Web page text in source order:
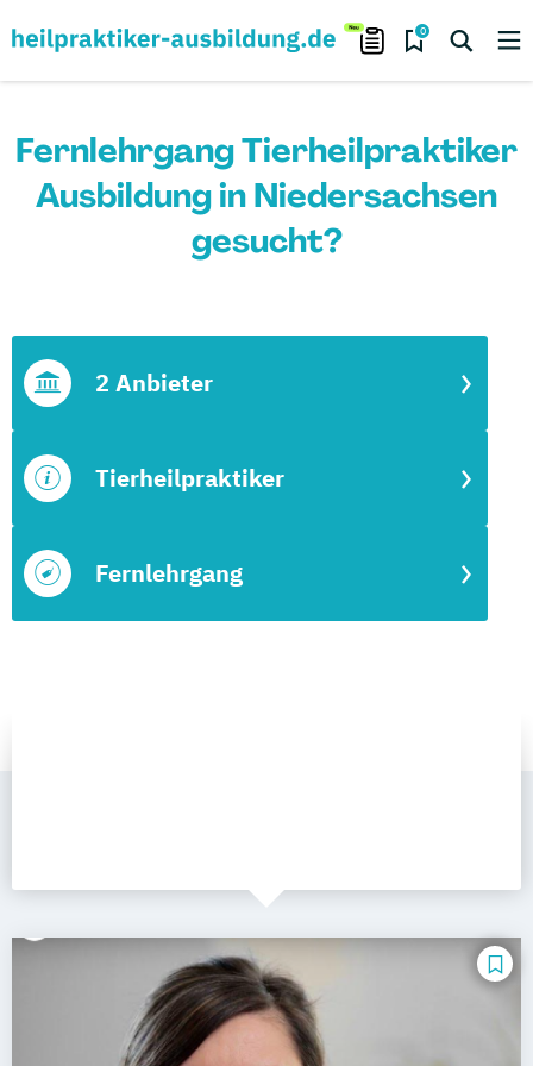
0
Fernlehrgang Tierheilpraktiker
Ausbildung in Niedersachsen
gesucht?
Fernlehrgang
Tierheilpraktiker
2 Anbieter